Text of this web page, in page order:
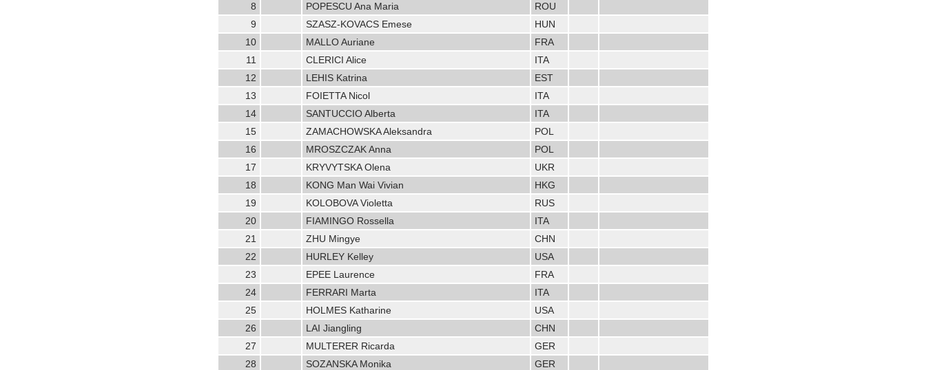
8
POPESCU Ana Maria
ROU
9
SZASZ-KOVACS Emese
HUN
10
MALLO Auriane
FRA
11
CLERICI Alice
ITA
12
LEHIS Katrina
EST
13
FOIETTA Nicol
ITA
14
SANTUCCIO Alberta
ITA
15
ZAMACHOWSKA Aleksandra
POL
16
MROSZCZAK Anna
POL
17
KRYVYTSKA Olena
UKR
18
KONG Man Wai Vivian
HKG
19
KOLOBOVA Violetta
RUS
20
FIAMINGO Rossella
ITA
21
ZHU Mingye
CHN
22
HURLEY Kelley
USA
23
EPEE Laurence
FRA
24
FERRARI Marta
ITA
25
HOLMES Katharine
USA
26
LAI Jiangling
CHN
27
MULTERER Ricarda
GER
28
SOZANSKA Monika
GER